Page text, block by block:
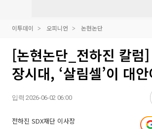
이투데이 오피니언 논현논단
[논현논단_전하진 칼럼
장시대, ‘살림셀’이 대
입력 2026-06-02 06:00
전하진 SDX재단 이사장